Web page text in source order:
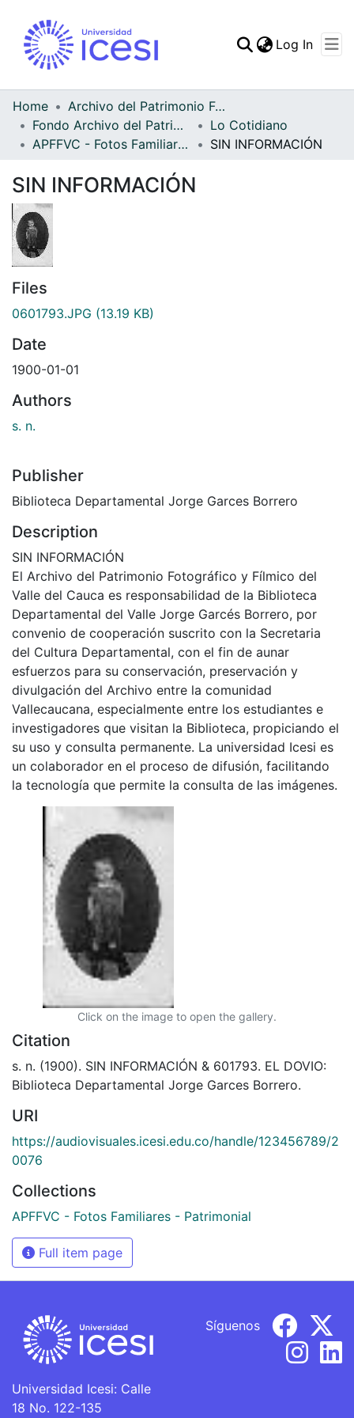
Statistics
Log In
Home
Archivo del Patrimonio Fotográfico y Fílmico del Valle del Cauca
Fondo Archivo del Patrimonio Fotográfico y Fílmico del Valle del Cauca
Lo Cotidiano
APFFVC - Fotos Familiares - Patrimonial
SIN INFORMACIÓN
SIN INFORMACIÓN
Files
0601793.JPG (13.19 KB)
Date
1900-01-01
Authors
s. n.
Publisher
Biblioteca Departamental Jorge Garces Borrero
Description
SIN INFORMACIÓN
El Archivo del Patrimonio Fotográfico y Fílmico del
Valle del Cauca es responsabilidad de la Biblioteca
Departamental del Valle Jorge Garcés Borrero, por
convenio de cooperación suscrito con la Secretaria
del Cultura Departamental, con el fin de aunar
esfuerzos para su conservación, preservación y
divulgación del Archivo entre la comunidad
Vallecaucana, especialmente entre los estudiantes e
investigadores que visitan la Biblioteca, propiciando el
su uso y consulta permanente. La universidad Icesi es
un colaborador en el proceso de difusión, facilitando
la tecnología que permite la consulta de las imágenes.
Click on the image to open the gallery.
Citation
s. n. (1900). SIN INFORMACIÓN & 601793. EL DOVIO:
Biblioteca Departamental Jorge Garces Borrero.
URI
https://audiovisuales.icesi.edu.co/handle/123456789/2
0076
Collections
APFFVC - Fotos Familiares - Patrimonial
Full item page
Universidad Icesi: Calle
18 No. 122-135
Síguenos